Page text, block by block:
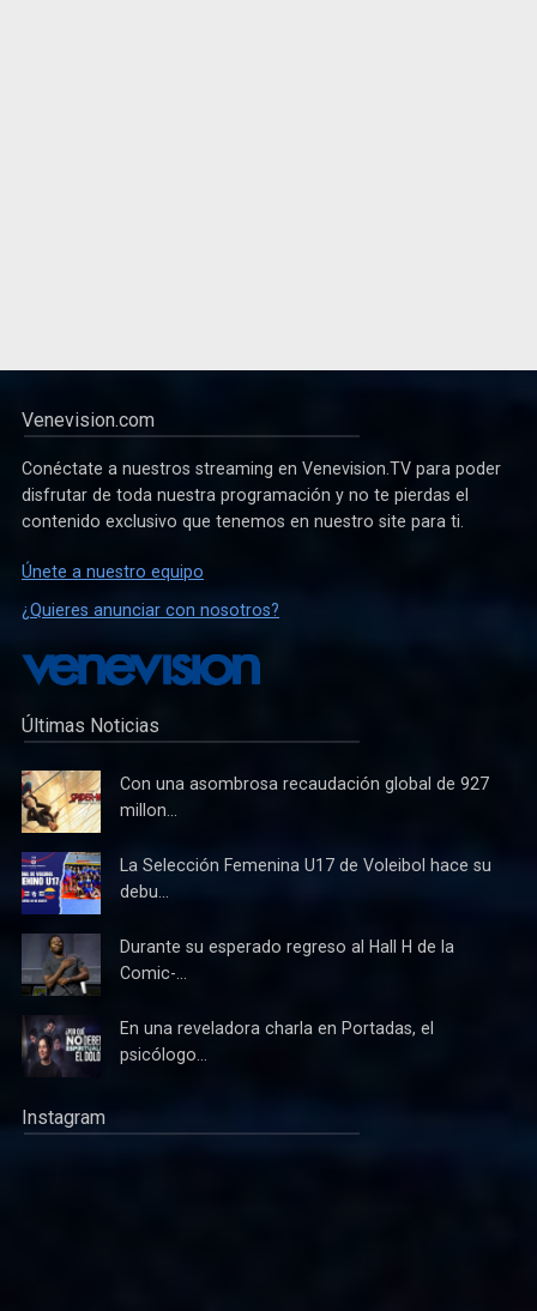
Venevision.com
Conéctate a nuestros streaming en Venevision.TV para poder
disfrutar de toda nuestra programación y no te pierdas el
contenido exclusivo que tenemos en nuestro site para ti.
Únete a nuestro equipo
¿Quieres anunciar con nosotros?
Últimas Noticias
Con una asombrosa recaudación global de 927
millon...
La Selección Femenina U17 de Voleibol hace su
debu...
Durante su esperado regreso al Hall H de la
Comic-...
En una reveladora charla en Portadas, el
psicólogo...
Instagram